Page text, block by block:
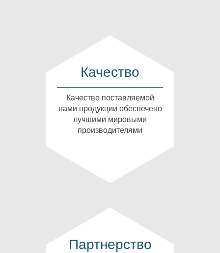
Качество
Качество поставляемой
нами продукции обеспечено
лучшими мировыми
производителями
Партнерство